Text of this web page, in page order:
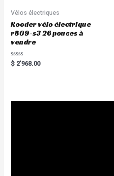
Vélos électriques
Rooder vélo électrique
r809-s3 26 pouces à
vendre
R
a
$ 2'968.00